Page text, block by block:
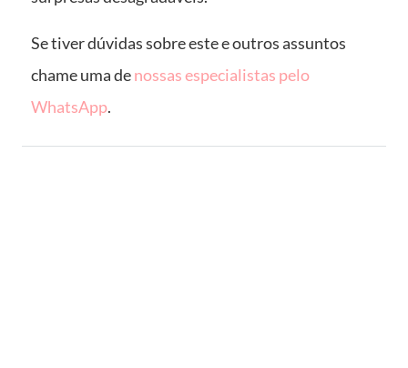
Se tiver dúvidas sobre este e outros assuntos
chame uma denossas especialistas pelo
WhatsApp.